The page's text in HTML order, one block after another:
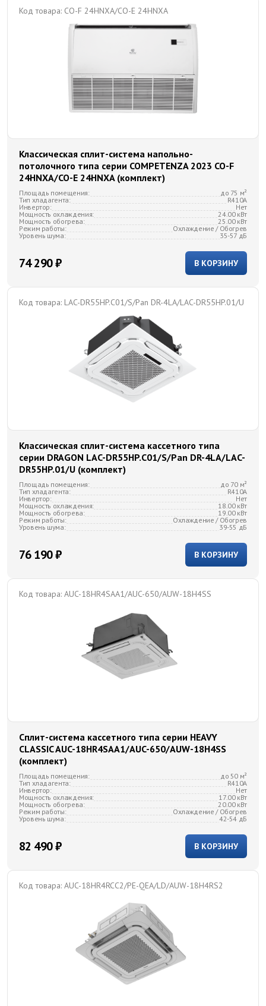
Код товара: CO-F 24HNXA/CO-E 24HNXA
Классическая сплит-система напольно-
потолочного типа серии COMPETENZA 2023 CO-F
24HNXA/CO-E 24HNXA (комплект)
Площадь помещения:
до 75 м²
Тип хладагента:
R410A
Инвертор:
Нет
Мощность охлаждения:
24.00 кВт
Мощность обогрева:
25.00 кВт
Режим работы:
Охлаждение / Обогрев
Уровень шума:
35-57 дБ
В КОРЗИНУ
74 290 ₽
Код товара: LAC-DR55HP.C01/S/Pan DR-4LA/LAC-DR55HP.01/U
Классическая сплит-система кассетного типа
серии DRAGON LAC-DR55HP.C01/S/Pan DR-4LA/LAC-
DR55HP.01/U (комплект)
Площадь помещения:
до 70 м²
Тип хладагента:
R410A
Инвертор:
Нет
Мощность охлаждения:
18.00 кВт
Мощность обогрева:
19.00 кВт
Режим работы:
Охлаждение / Обогрев
Уровень шума:
39-55 дБ
В КОРЗИНУ
76 190 ₽
Код товара: AUC-18HR4SAA1/AUC-650/AUW-18H4SS
Сплит-система кассетного типа серии HEAVY
CLASSIC AUC-18HR4SAA1/AUC-650/AUW-18H4SS
(комплект)
Площадь помещения:
до 50 м²
Тип хладагента:
R410A
Инвертор:
Нет
Мощность охлаждения:
17.00 кВт
Мощность обогрева:
20.00 кВт
Режим работы:
Охлаждение / Обогрев
Уровень шума:
42-54 дБ
В КОРЗИНУ
82 490 ₽
Код товара: AUC-18HR4RCC2/PE-QEA/LD/AUW-18H4RS2